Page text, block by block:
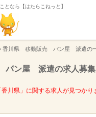
となら【はたらこねっと】
香川県 移動販売 パン屋 派遣の
ン屋 派遣の求人募集
川県」に関する求人が見つかり